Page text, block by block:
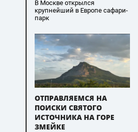
В Москве открылся
крупнейший в Европе сафари-
парк
ОТПРАВЛЯЕМСЯ НА
ПОИСКИ СВЯТОГО
ИСТОЧНИКА НА ГОРЕ
ЗМЕЙКЕ